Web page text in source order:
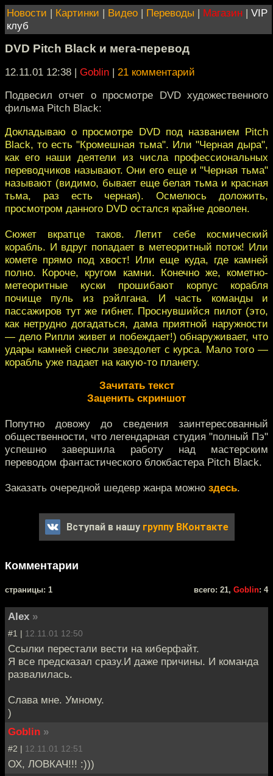
Новости | Картинки | Видео | Переводы | Магазин | VIP
клуб
DVD Pitch Black и мега-перевод
12.11.01 12:38 | Goblin | 21 комментарий
Подвесил отчет о просмотре DVD художественного
фильма Pitch Black:
Докладываю о просмотре DVD под названием Pitch
Black, то есть "Кромешная тьма". Или "Черная дыра",
как его наши деятели из числа профессиональных
переводчиков называют. Они его еще и "Черная тьма"
называют (видимо, бывает еще белая тьма и красная
тьма, раз есть черная). Осмелюсь доложить,
просмотром данного DVD остался крайне доволен.
Сюжет вкратце таков. Летит себе космический
корабль. И вдруг попадает в метеоритный поток! Или
комете прямо под хвост! Или еще куда, где камней
полно. Короче, кругом камни. Конечно же, кометно-
метеоритные куски прошибают корпус корабля
почище пуль из рэйлгана. И часть команды и
пассажиров тут же гибнет. Проснувшийся пилот (это,
как нетрудно догадаться, дама приятной наружности
— дело Рипли живет и побеждает!) обнаруживает, что
удары камней снесли звездолет с курса. Мало того —
корабль уже падает на какую-то планету.
Зачитать текст
Заценить скриншот
Попутно довожу до сведения заинтересованный
общественности, что легендарная студия "полный Пэ"
успешно завершила работу над мастерским
переводом фантастического блокбастера Pitch Black.
Заказать очередной шедевр жанра можно здесь.
Вступай в нашу группу ВКонтакте
Комментарии
cтраницы: 1 всего: 21, Goblin: 4
Alex »
#1 | 12.11.01 12:50
Ссылки перестали вести на киберфайт.
Я все предсказал сразу.И даже причины. И команда
развалилась.
Слава мне. Умному.
)
Goblin »
#2 | 12.11.01 12:51
ОХ, ЛОВКАЧ!!! :)))